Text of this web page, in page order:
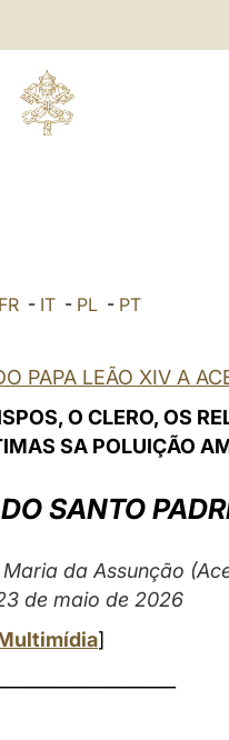
FR - IT - PL - PT
PAPA LEÃO XIV A
O CLERO, OS
SA POLUIÇÃO
SANTO
da Assunção
de maio de 2026
]